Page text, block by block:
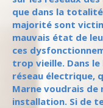
que dans la totalité
majorité sont
mauvais état de
ces
trop vieille. Dans
réseau électrique,
Marne voudrais
installation. Si de